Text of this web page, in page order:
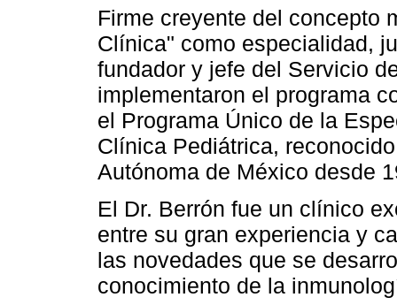
Firme creyente del concepto
Clínica" como especialidad,
fundador y jefe del Servicio
implementaron el programa
el Programa Único de la
Clínica Pediátrica,
Autónoma de México desde
El Dr. Berrón fue un clínico
entre su gran experiencia y
las novedades que se
conocimiento de la